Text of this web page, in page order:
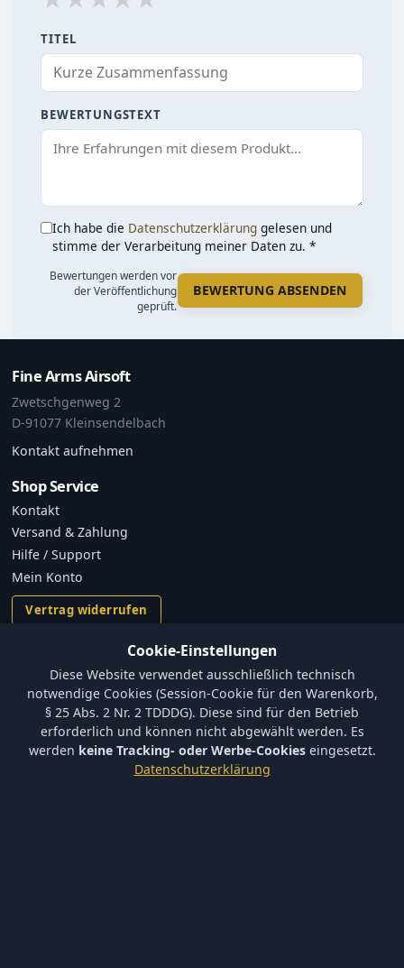
TITEL
BEWERTUNGSTEXT
Ich habe die Datenschutzerklärung gelesen und
stimme der Verarbeitung meiner Daten zu. *
Bewertungen werden vor
der Veröffentlichung
geprüft.
BEWERTUNG ABSENDEN
Fine Arms Airsoft
Zwetschgenweg 2
D-91077 Kleinsendelbach
Kontakt aufnehmen
Shop Service
Kontakt
Versand & Zahlung
Hilfe / Support
Mein Konto
Vertrag widerrufen
Versand und Zahlungsbedingungen
Batterieverordnung & Sicherheitshinweise
Datenschutz
Cookie-Einstellungen
Diese Website verwendet ausschließlich technisch
notwendige Cookies (Session-Cookie für den Warenkorb,
§ 25 Abs. 2 Nr. 2 TDDDG). Diese sind für den Betrieb
erforderlich und können nicht abgewählt werden. Es
werden keine Tracking- oder Werbe-Cookieseingesetzt.
Datenschutzerklärung